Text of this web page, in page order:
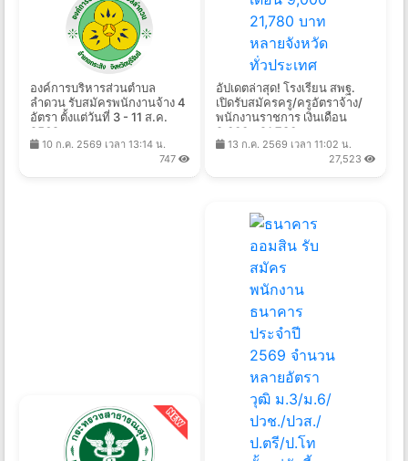
องค์การบริหารส่วนตำบล
ลำดวน รับสมัครพนักงานจ้าง 4
อัตรา ตั้งแต่วันที่ 3 - 11 ส.ค.
2569
10 ก.ค. 2569 เวลา 13:14 น.
747
อัปเดตล่าสุด! โรงเรียน สพฐ.
เปิดรับสมัครครู/ครูอัตราจ้าง/
พนักงานราชการ เงินเดือน
9,000 - 21,780 บาท หลาย
จังหวัดทั่วประเทศ
13 ก.ค. 2569 เวลา 11:02 น.
27,523